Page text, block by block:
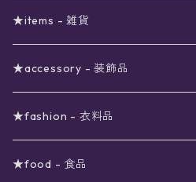
予約限定SALE
〜2000円
〜3000円
〜4000円
〜5000円
星の市福袋
12星座ギフトセット
★items - 雑貨
ステーショナリー
ギフトボックス
ノート
メイクアップ
ネイルカラー
ポーチ
★accessory - 装飾品
ピアス
星
イヤリング
★fashion - 衣料品
ワンピース
★food - 食品